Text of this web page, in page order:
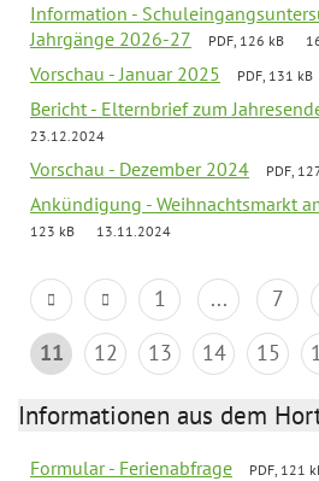
Information -
Jahrgänge 2026-27
PDF, 126 kB
Vorschau - Januar 2025 PDF, 131 kB
Bericht - Elternbrief zum
23.12.2024
Vorschau - Dezember 2024 PDF,
Ankündigung - Weihnachtsmarkt
123 kB
13.11.2024
1 ... 7
11
12 13 14 15
Informationen aus dem
Formular - Ferienabfrage PDF, 121